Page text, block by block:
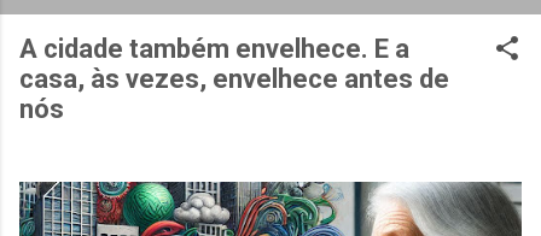
A cidade também envelhece. E a
casa, às vezes, envelhece antes de
nós